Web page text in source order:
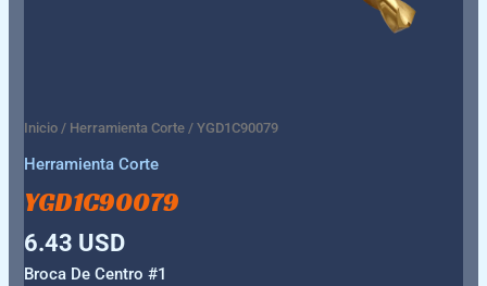
Inicio / Herramienta Corte / YGD1C90079
Herramienta Corte
YGD1C90079
6.43 USD
Broca De Centro #1